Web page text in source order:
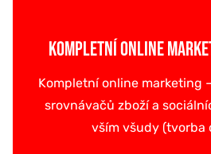
KOMPLETNÍ ONLINE
Kompletní online marketing
srovnávačů zboží a
vším všudy (tvorba